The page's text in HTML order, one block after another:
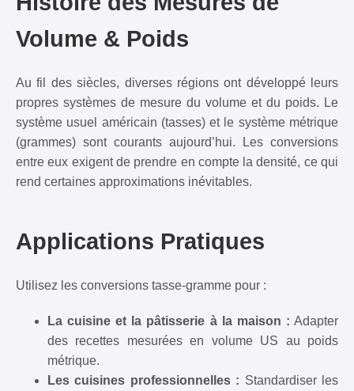
Volume & Poids
Au fil des siècles, diverses régions ont développé leurs
propres systèmes de mesure du volume et du poids. Le
système usuel américain (tasses) et le système métrique
(grammes) sont courants aujourd’hui. Les conversions
entre eux exigent de prendre en compte la densité, ce qui
rend certaines approximations inévitables.
Applications Pratiques
Utilisez les conversions tasse-gramme pour :
La cuisine et la pâtisserie à la maison : Adapter
des recettes mesurées en volume US au poids
métrique.
Les cuisines professionnelles : Standardiser les